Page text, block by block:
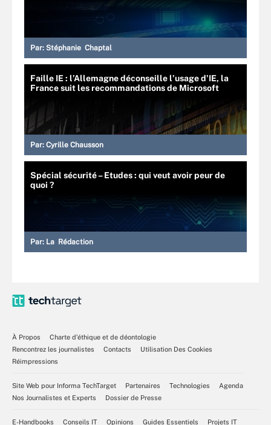
Par: Stéphanie Chaptal
Faille IE : l’Allemagne déconseille l’usage d’IE, la
France suit les recommandations de Microsoft
Par: Cyrille Chausson
Spécial sécurité – Etudes : qui veut avoir peur de
quoi ?
Par: La Rédaction
À Propos
Charte d’éthique et de déontologie
Rencontrez les journalistes
Contacts
Utilisation Des Cookies
Réimpressions
Site Web pour Informa TechTarget Partenaires Technologies
Agenda
Nos Journalistes et Experts
Dossier de Presse
E-Handbooks Conseils IT Opinions Guides Essentiels Projets IT